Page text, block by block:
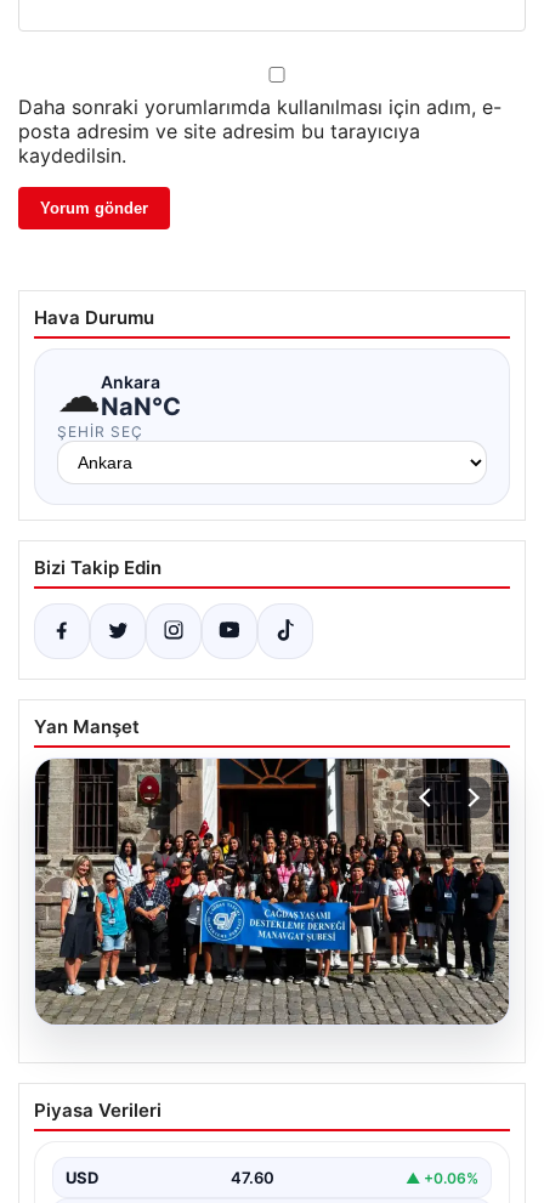
Daha sonraki yorumlarımda kullanılması için adım, e-
posta adresim ve site adresim bu tarayıcıya
kaydedilsin.
Hava Durumu
☁Ankara
NaN°C
ŞEHIR SEÇ
Bizi Takip Edin
Yan Manşet
02.08.2026
Manavgatlı Öğrencilerin Cumhuriyet ve
Kültür Yolculuğu
Yolculuğu”,”content”: “ Türkiye’nin önemli eğitim ve
kültür kurumlarından…
Piyasa Verileri
USD 47.60 ▲ +0.06%